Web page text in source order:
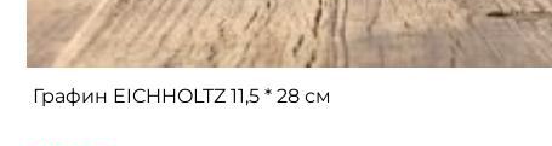
Графин EICHHOLTZ 11,5 * 28 см